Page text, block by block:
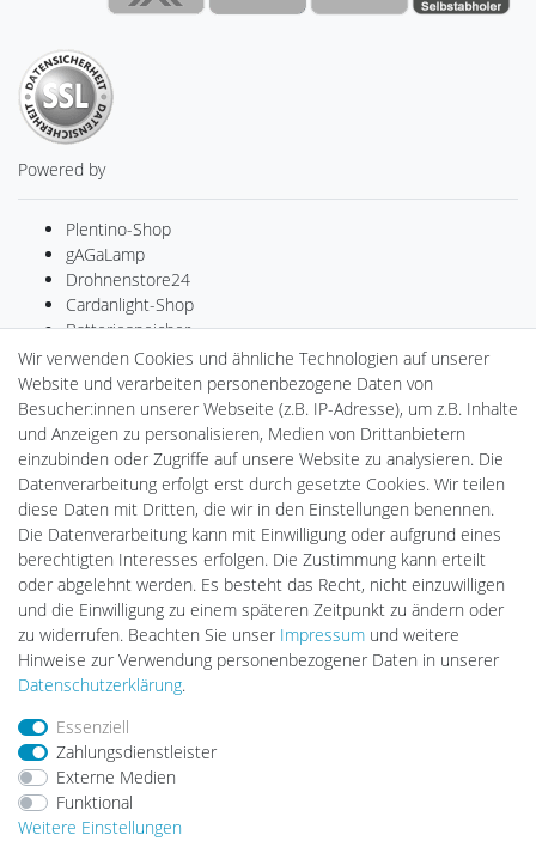
Powered by
Plentino-Shop
gAGaLamp
Drohnenstore24
Cardanlight-Shop
Batteriespeicher
PlentiSolar
Gebrauchtlicht
Ledkauf
DEYESOLAR
Lightech Connect
CardanLight Europe
FORTIMO LEDs
LED-RETROSHOP
Wallbox24
Impressum Daten­schutz­erklärung AGB
Wir verwenden Cookies und ähnliche Technologien auf unserer
Website und verarbeiten personenbezogene Daten von
Besucher:innen unserer Webseite (z.B. IP-Adresse), um z.B. Inhalte
und Anzeigen zu personalisieren, Medien von Drittanbietern
einzubinden oder Zugriffe auf unsere Website zu analysieren. Die
Datenverarbeitung erfolgt erst durch gesetzte Cookies. Wir teilen
diese Daten mit Dritten, die wir in den Einstellungen benennen.
Die Datenverarbeitung kann mit Einwilligung oder aufgrund eines
berechtigten Interesses erfolgen. Die Zustimmung kann erteilt
oder abgelehnt werden. Es besteht das Recht, nicht einzuwilligen
und die Einwilligung zu einem späteren Zeitpunkt zu ändern oder
zu widerrufen. Beachten Sie unser Impressum und weitere
Hinweise zur Verwendung personenbezogener Daten in unserer
Daten­schutz­erklärung.
Essenziell
Zahlungsdienstleister
Externe Medien
Funktional
Weitere Einstellungen